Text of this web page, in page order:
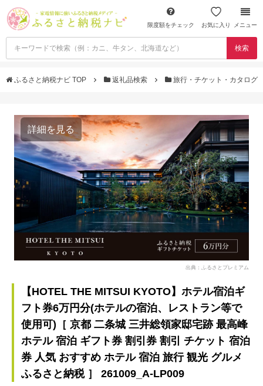
限度額をチェック お気に入り メニュー
検索
ふるさと納税ナビ TOP 返礼品検索 旅行・チケット・カタログ
詳細を見る
出典：ふるさとプレミアム
【HOTEL THE MITSUI KYOTO】ホテル宿泊ギ
フト券6万円分(ホテルの宿泊、レストラン等で
使用可)［ 京都 二条城 三井総領家邸宅跡 最高峰
ホテル 宿泊 ギフト券 割引券 割引 チケット 宿泊
券 人気 おすすめ ホテル 宿泊 旅行 観光 グルメ
ふるさと納税 ］ 261009_A-LP009